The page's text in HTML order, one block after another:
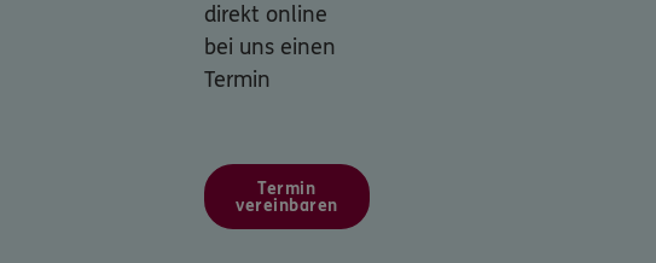
direkt online
bei uns einen
Termin
Termin
vereinbaren